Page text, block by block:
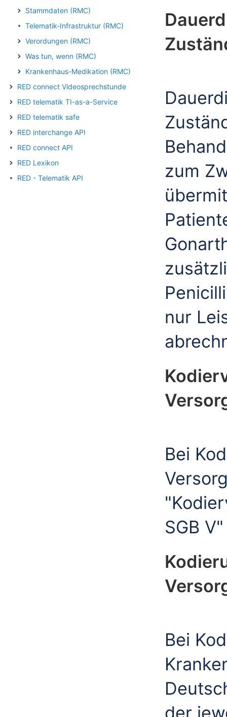
Stammdaten (RMC)
Telematik-Infrastruktur (RMC)
Verordungen (RMC)
Was tun, wenn (RMC)
Krankenhaus-Medikation (RMC)
RED connect Videosprechstunde
RED telematik TI-as-a-Service
RED telematik safe
RED interchange API
RED connect API
RED Lexikon
RED - Telematik API
zum
nur
Bei
SGB
Bei
der